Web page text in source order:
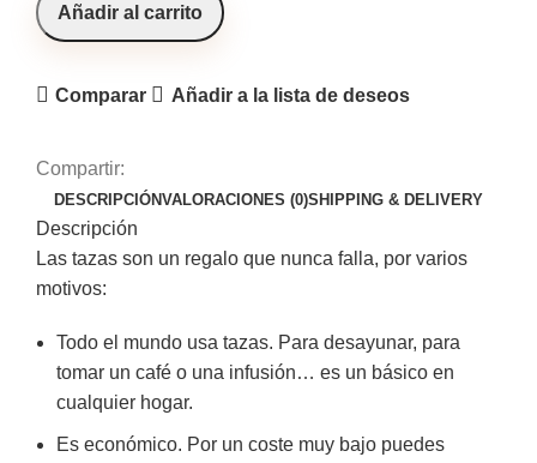
Añadir al carrito
Comparar Añadir a la lista de deseos
Compartir:
DESCRIPCIÓNVALORACIONES (0)SHIPPING & DELIVERY
Descripción
Las tazas son un regalo que nunca falla, por varios
motivos:
Todo el mundo usa tazas. Para desayunar, para
tomar un café o una infusión… es un básico en
cualquier hogar.
Es económico. Por un coste muy bajo puedes